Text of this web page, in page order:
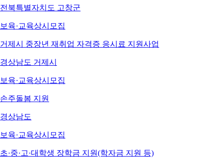
전북특별자치도 고창군
보육·교육상시모집
거제시 중장년 재취업 자격증 응시료 지원사업
경상남도 거제시
보육·교육상시모집
손주돌봄 지원
경상남도
보육·교육상시모집
초·중·고·대학생 장학금 지원(학자금 지원 등)